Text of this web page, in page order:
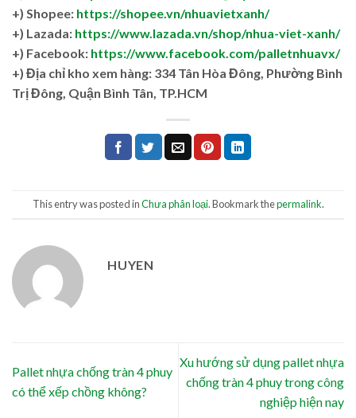
+) Shopee: https://shopee.vn/nhuavietxanh/
+) Lazada: https://www.lazada.vn/shop/nhua-viet-xanh/
+) Facebook: https://www.facebook.com/palletnhuavx/
+) Địa chỉ kho xem hàng: 334 Tân Hòa Đông, Phường Bình
Trị Đông, Quận Bình Tân, TP.HCM
This entry was posted inChưa phân loại. Bookmark thepermalink.
HUYEN
Pallet nhựa chống tràn 4 phuy
có thể xếp chồng không?
Xu hướng sử dụng pallet nhựa
chống tràn 4 phuy trong công
nghiệp hiện nay